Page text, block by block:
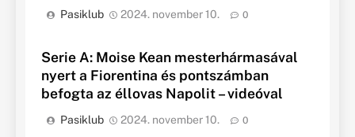
Pasiklub 2024. november 10. 0
Serie A: Moise Kean mesterhármasával
nyert a Fiorentina és pontszámban
befogta az éllovas Napolit – videóval
Pasiklub 2024. november 10. 0